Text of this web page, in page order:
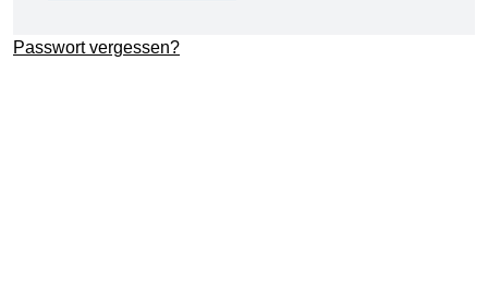
Passwort vergessen?